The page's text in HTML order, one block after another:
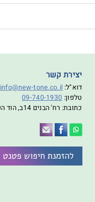
יצירת קשר
דוא"ל: info@new-tone.co.il
טלפון: 09-740-1930
כתובת: רח' הבנים 14ב, הוד השרון